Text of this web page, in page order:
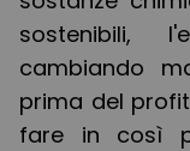
sostenibili,
cambiando
prima del
fare in così